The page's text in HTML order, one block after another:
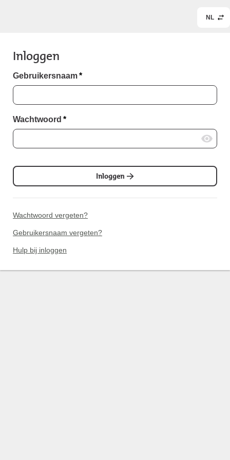
NL
Inloggen
Gebruikersnaam*
Wachtwoord *
Inloggen
Wachtwoord vergeten?
Gebruikersnaam vergeten?
Hulp bij inloggen